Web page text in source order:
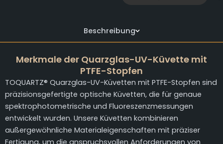
Beschreibung
Merkmale der Quarzglas-UV-Küvette mit
PTFE-Stopfen
TOQUARTZ® Quarzglas-UV-Küvetten mit PTFE-Stopfen sind
präzisionsgefertigte optische Küvetten, die für genaue
spektrophotometrische und Fluoreszenzmessungen
entwickelt wurden. Unsere Küvetten kombinieren
außergewöhnliche Materialeigenschaften mit präziser
Fertigung, um die anspruchsvollen Anforderungen von